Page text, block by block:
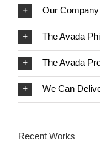
Our
The Avada
The Avada
We Can
Recent Works